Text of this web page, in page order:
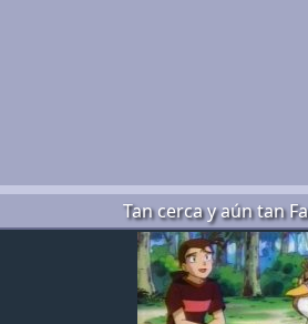
Tan cerca y aún tan